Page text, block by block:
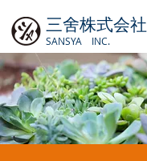
三舍株式会社
SANSYA INC.